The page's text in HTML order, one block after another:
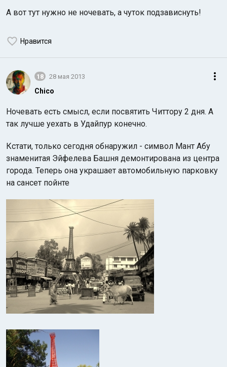
А вот тут нужно не ночевать, а чуток подзависнуть!
Нравится
18 28 мая 2013
Chico
Ночевать есть смысл, если посвятить Читтору 2 дня. А
так лучше уехать в Удайпур конечно.
Кстати, только сегодня обнаружил - символ Мант Абу
знаменитая Эйфелева Башня демонтирована из центра
города. Теперь она украшает автомобильную парковку
на сансет пойнте